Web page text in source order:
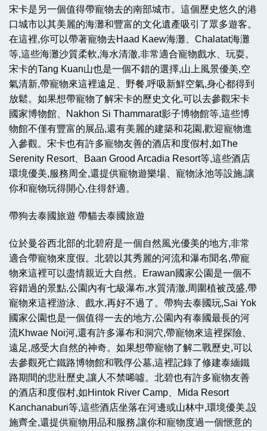
宋卡是另一個值得帶寵物去的南部城市。這個歷史悠久的港
口城市以其美麗的海灘和豐富的文化遺產吸引了眾多遊客。
在這裡,你可以帶著寵物去Haad Kaew海灘、Chalatat海灘
等,這些海灘沙質柔軟,海水清澈,非常適合寵物戲水、玩耍。
宋卡的Tang Kuan山也是一個不錯的選擇,山上風景優美,空
氣清新,帶寵物來這裡遠足、野餐,呼吸新鮮空氣,身心都得到
放鬆。如果想帶寵物了解宋卡的歷史文化,可以去參觀宋卡
國家博物館、Nakhon Si Thammarat影子博物館等,這些博
物館不僅有豐富的展品,還有美麗的建築和花園,歡迎寵物進
入參觀。宋卡也有許多寵物友善的酒店和度假村,如The
Serenity Resort、Baan Grood Arcadia Resort等,這些酒店
環境優美,服務周全,還提供寵物遊樂場、寵物泳池等設施,讓
你和寵物玩得開心,住得舒適。
帶狗去泰國旅遊 帶貓去泰國旅遊
位於曼谷西北部的北碧府是一個自然風光優美的地方,非常
適合帶寵物來度假。北碧以其秀麗的河流和瀑布聞名,帶寵
物來這裡可以盡情親近大自然。Erawan國家公園是一個不
容錯過的景點,公園內有七級瀑布,水質清澈,周圍植被茂盛,帶
寵物來這裡游泳、戲水,再好不過了。帶狗去泰國玩,Sai Yok
國家公園也是一個值得一去的地方,公園內有泰國最長的河
流Khwae Noi河,還有許多瀑布和洞穴,帶寵物來這裡探險、
遠足,感受大自然的神奇。如果想帶寵物了解二戰歷史,可以
去參觀死亡鐵路博物館和戰俘公墓,這裡記錄了修建泰緬鐵
路期間的悲壯歷史,讓人不禁唏噓。北碧也有許多寵物友善
的酒店和度假村,如Hintok River Camp、Mida Resort
Kanchanaburi等,這些酒店坐落在河邊或山林中,環境優美,設
施齊全,還提供寵物用品和服務,讓你和寵物度過一個愜意的